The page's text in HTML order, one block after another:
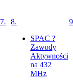
7.
8.
SPAC ?
Zawody
Aktywności
na 432
MHz